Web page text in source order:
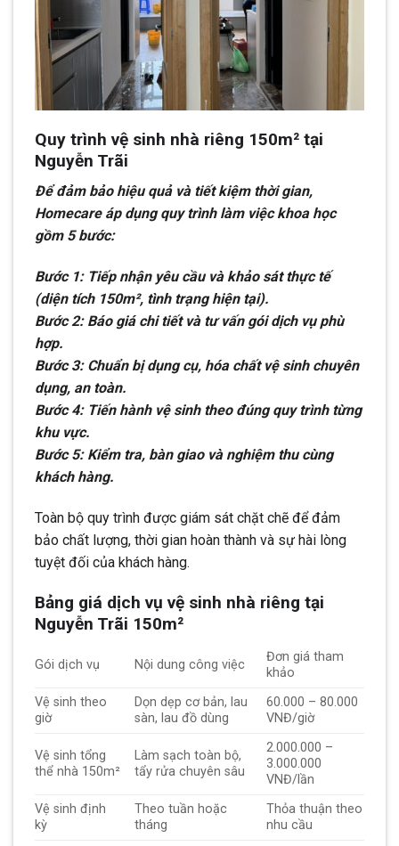
Quy trình vệ sinh nhà riêng 150m² tại
Nguyễn Trãi
Để đảm bảo hiệu quả và tiết kiệm thời gian,
Homecare áp dụng quy trình làm việc khoa học
gồm 5 bước:
Bước 1: Tiếp nhận yêu cầu và khảo sát thực tế
(diện tích 150m², tình trạng hiện tại).
Bước 2: Báo giá chi tiết và tư vấn gói dịch vụ phù
hợp.
Bước 3: Chuẩn bị dụng cụ, hóa chất vệ sinh chuyên
dụng, an toàn.
Bước 4: Tiến hành vệ sinh theo đúng quy trình từng
khu vực.
Bước 5: Kiểm tra, bàn giao và nghiệm thu cùng
khách hàng.
Toàn bộ quy trình được giám sát chặt chẽ để đảm
bảo chất lượng, thời gian hoàn thành và sự hài lòng
tuyệt đối của khách hàng.
Bảng giá dịch vụ vệ sinh nhà riêng tại
Nguyễn Trãi 150m²
Gói dịch vụ Nội dung công việc
Đơn giá tham
khảo
Vệ sinh theo
giờ
Dọn dẹp cơ bản, lau
sàn, lau đồ dùng
60.000 – 80.000
VNĐ/giờ
Vệ sinh tổng
thể nhà 150m²
Làm sạch toàn bộ,
tẩy rửa chuyên sâu
2.000.000 –
3.000.000
VNĐ/lần
Vệ sinh định
kỳ
Theo tuần hoặc
tháng
Thỏa thuận theo
nhu cầu